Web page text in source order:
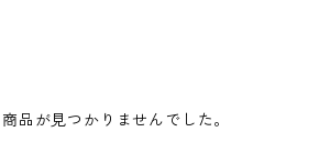
品が見つかりませんでした。